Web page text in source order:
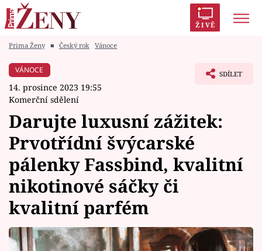
ŽIVĚ
Módní alarm
Témata
Celebrity
Vztahy
Seriály
Prima Ženy ■ Český rok Vánoce
VÁNOCE
14. prosince 2023 19:55
Komerční sdělení
SDÍLET
Darujte luxusní zážitek:
Prvotřídní švýcarské
pálenky Fassbind, kvalitní
nikotinové sáčky či
kvalitní parfém